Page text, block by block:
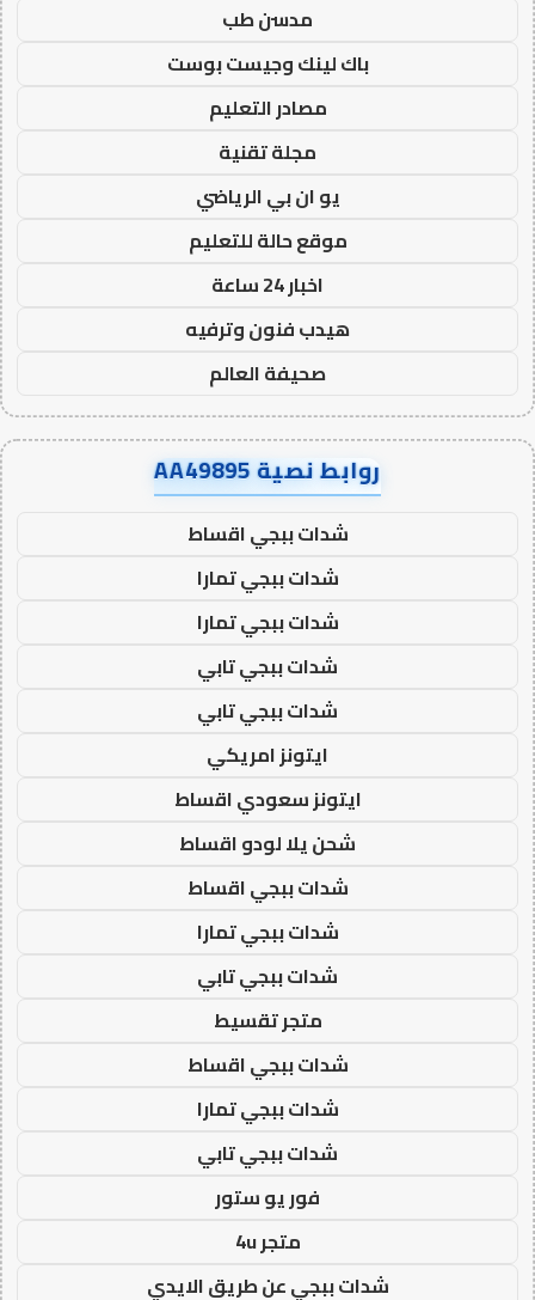
مدسن طب
باك لينك وجيست بوست
مصادر التعليم
مجلة تقنية
يو ان بي الرياضي
موقع حالة للتعليم
اخبار 24 ساعة
هيدب فنون وترفيه
صحيفة العالم
روابط نصية AA49895
شدات ببجي اقساط
شدات ببجي تمارا
شدات ببجي تمارا
شدات ببجي تابي
شدات ببجي تابي
ايتونز امريكي
ايتونز سعودي اقساط
شحن يلا لودو اقساط
شدات ببجي اقساط
شدات ببجي تمارا
شدات ببجي تابي
متجر تقسيط
شدات ببجي اقساط
شدات ببجي تمارا
شدات ببجي تابي
فور يو ستور
متجر 4u
شدات ببجي عن طريق الايدي